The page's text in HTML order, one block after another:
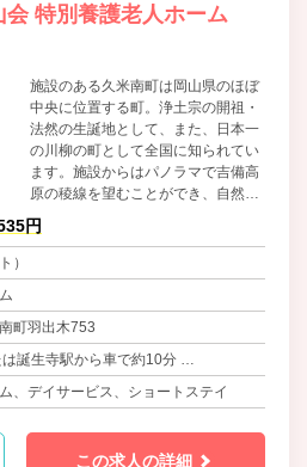
特別養護老人ホーム
施設のある久米南町は岡山県のほぼ
中央に位置する町。浄土宗の開祖・
法然の生誕地として、また、日本一
の川柳の町として全国に知られてい
ます。施設からはパノラマで吉備高
原の稜線を望むことができ、自然豊
かな環境に恵まれています。自家用
車で岡山市中心部から60分、津山市
にある施設です。
円
）
町羽出木753
誕生寺駅から車で約10分
から車で約20分
、デイサービス、ショートステイ
この求人の詳細